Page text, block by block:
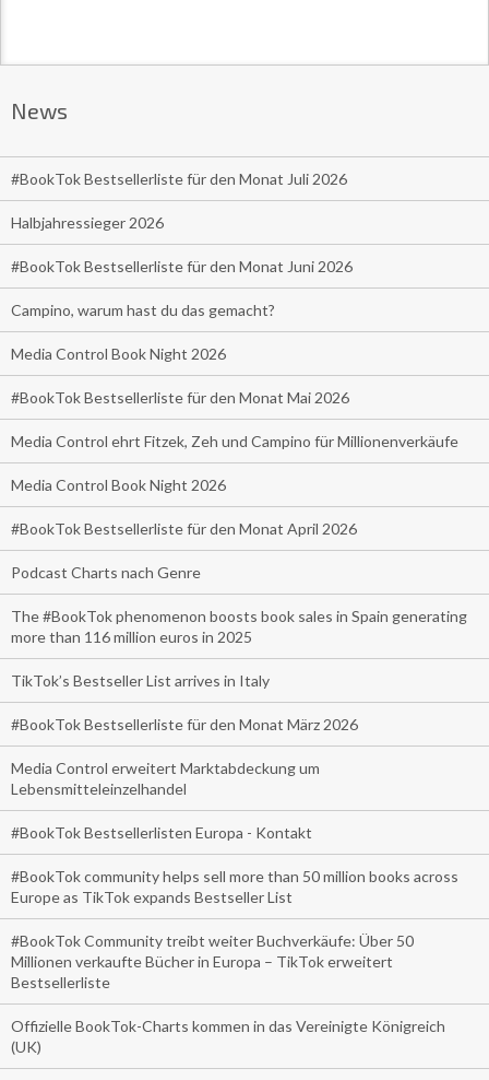
News
#BookTok Bestsellerliste für den Monat Juli 2026
Halbjahressieger 2026
#BookTok Bestsellerliste für den Monat Juni 2026
Campino, warum hast du das gemacht?
Media Control Book Night 2026
#BookTok Bestsellerliste für den Monat Mai 2026
Media Control ehrt Fitzek, Zeh und Campino für Millionenverkäufe
Media Control Book Night 2026
#BookTok Bestsellerliste für den Monat April 2026
Podcast Charts nach Genre
The #BookTok phenomenon boosts book sales in Spain generating
more than 116 million euros in 2025
TikTok’s Bestseller List arrives in Italy
#BookTok Bestsellerliste für den Monat März 2026
Media Control erweitert Marktabdeckung um
Lebensmitteleinzelhandel
#BookTok Bestsellerlisten Europa - Kontakt
#BookTok community helps sell more than 50 million books across
Europe as TikTok expands Bestseller List
#BookTok Community treibt weiter Buchverkäufe: Über 50
Millionen verkaufte Bücher in Europa – TikTok erweitert
Bestsellerliste
Offizielle BookTok-Charts kommen in das Vereinigte Königreich
(UK)